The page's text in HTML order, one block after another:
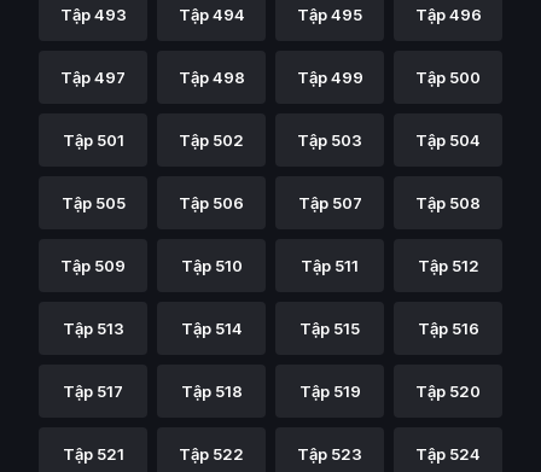
Tập 493 Tập 494 Tập 495 Tập 496
Tập 497 Tập 498 Tập 499 Tập 500
Tập 501 Tập 502 Tập 503 Tập 504
Tập 505 Tập 506 Tập 507 Tập 508
Tập 509 Tập 510 Tập 511 Tập 512
Tập 513 Tập 514 Tập 515 Tập 516
Tập 517 Tập 518 Tập 519 Tập 520
Tập 521 Tập 522 Tập 523 Tập 524